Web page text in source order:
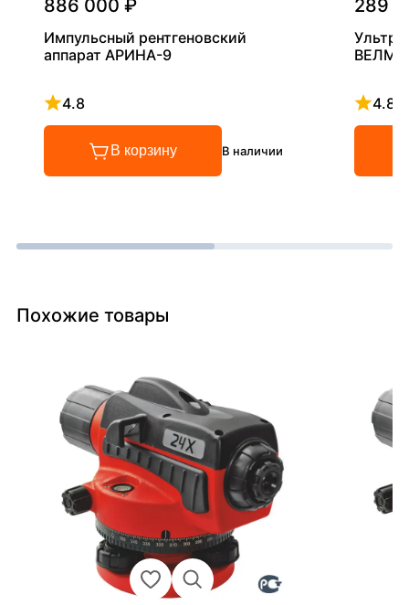
886 000 ₽
Импульсный рентгеновский
аппарат АРИНА-9
4.8
Рейтинг 4.8 из 5
В корзину В наличии
289
4.8
Похожие товары